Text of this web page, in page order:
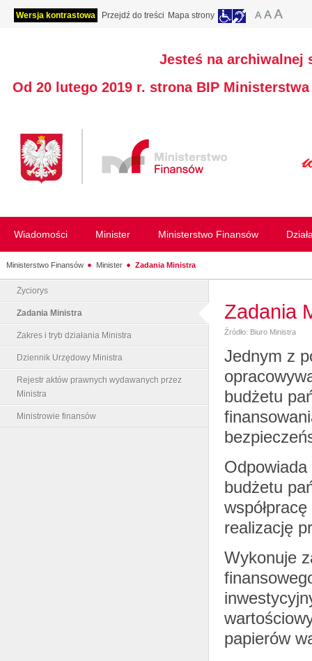
Wersja kontrastowa Przejdź do treści Mapa strony
Jesteś na archiwalnej
Od 20 lutego 2019 r. strona BIP
Wiadomości Minister Ministerstwo Finansów
Ministerstwo Finansów Minister Zadania Ministra
Życiorys
Zadania Ministra
Zakres i tryb działania Ministra
Dziennik Urzędowy Ministra
Rejestr aktów prawnych wydawanych przez
Ministra
Ministrowie finansów
Zadania
Źródło: Biuro Ministra
Jednym z
budżetu
budżetu
realizację
Wykonuje
papierów